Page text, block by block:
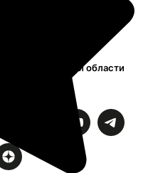
Центры в Москве и области